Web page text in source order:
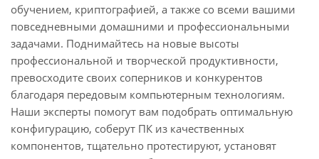
обучением, криптографией, а также со всеми вашими
повседневными домашними и профессиональными
задачами. Поднимайтесь на новые высоты
профессиональной и творческой продуктивности,
превосходите своих соперников и конкурентов
благодаря передовым компьютерным технологиям.
Наши эксперты помогут вам подобрать оптимальную
конфигурацию, соберут ПК из качественных
компонентов, тщательно протестируют, установят